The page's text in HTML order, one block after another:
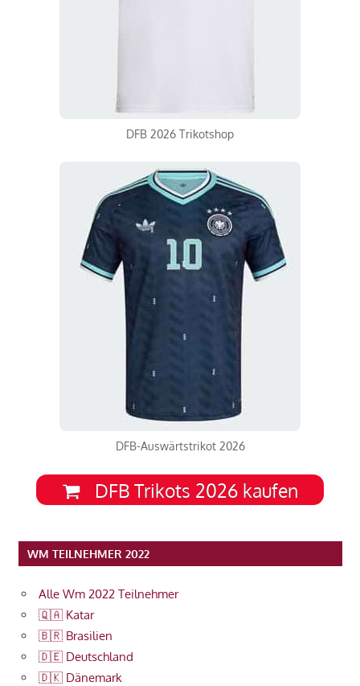
DFB 2026 Trikotshop
DFB-Auswärtstrikot 2026
DFB Trikots 2026 kaufen
WM TEILNEHMER 2022
Alle Wm 2022 Teilnehmer
🇶🇦 Katar
🇧🇷 Brasilien
🇩🇪 Deutschland
🇩🇰 Dänemark